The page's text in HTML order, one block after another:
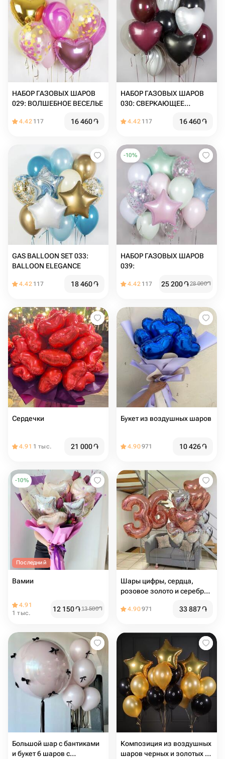
НАБОР ГАЗОВЫХ ШАРОВ
029: ВОЛШЕБНОЕ ВЕСЕЛЬЕ
4.42 117 16 460֏
НАБОР ГАЗОВЫХ ШАРОВ
030: СВЕРКАЮЩЕЕ
4.42 117 16 460֏
GAS BALLOON SET 033:
BALLOON ELEGANCE
4.42 117 18 460֏
-10%
НАБОР ГАЗОВЫХ ШАРОВ
039:
4.42 117 25 200֏28 000֏
Сердечки
4.91 1 тыс. 21 000֏
Букет из воздушных шаров
4.90971 10 426֏
-10%
Последний
Вамии
4.91
1 тыс.
12 150֏13 500֏
Шары цифры, сердца,
розовое золото и серебро,
4.90971 33 887֏
Большой шар с бантиками
и букет 6 шаров с
Композиция из воздушных
шаров черных и золотых со